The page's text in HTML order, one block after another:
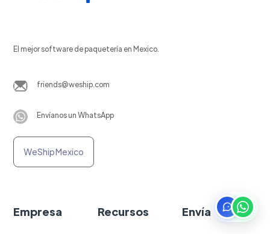
El mejor software de paquetería en Mexico.
friends@weship.com
Envíanos un WhatsApp
WeShip Mexico
Empresa Recursos Envía